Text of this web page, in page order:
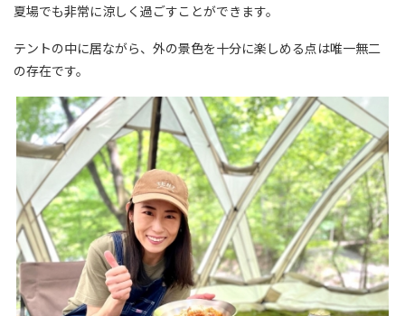
夏場でも非常に涼しく過ごすことができます。
テントの中に居ながら、外の景色を十分に楽しめる点は唯一無二
の存在です。